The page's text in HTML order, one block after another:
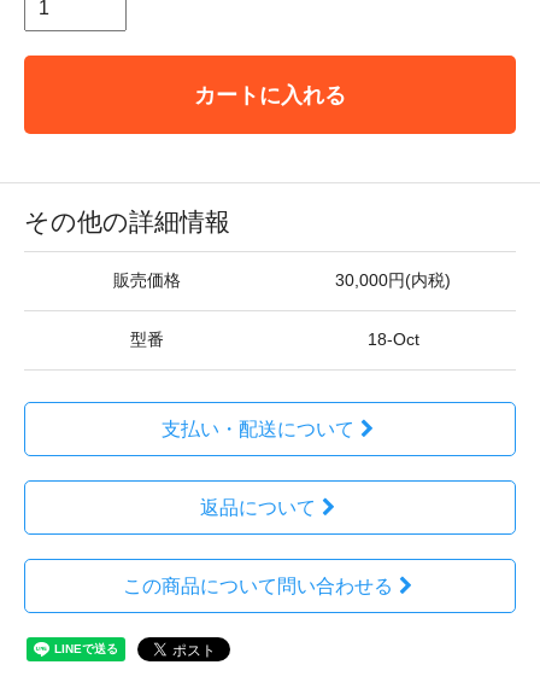
カートに入れる
その他の詳細情報
販売価格 30,000円(内税)
型番 18-Oct
支払い・配送について
返品について
この商品について問い合わせる